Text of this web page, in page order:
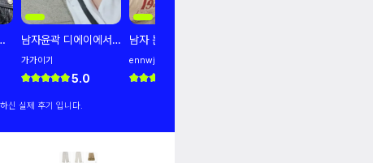
남자윤곽 디에이에서
잘됐어요
가가이기
5.0
남자 눈수술 후기 낋여
왔습니다.
ennwjhh
신 실제 후기 입니다.